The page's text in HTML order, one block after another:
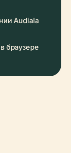
Audiala
браузере